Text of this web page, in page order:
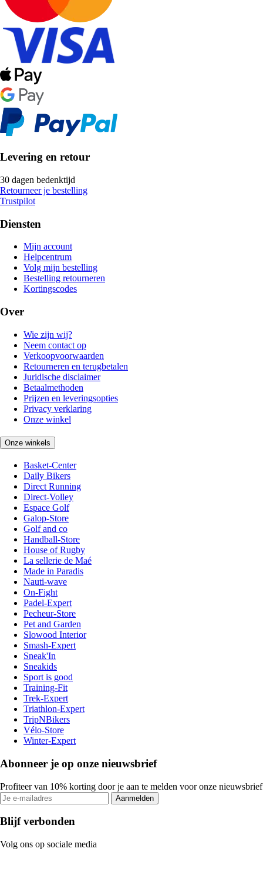
Levering en retour
30 dagen bedenktijd
Retourneer je bestelling
Trustpilot
Diensten
Mijn account
Helpcentrum
Volg mijn bestelling
Bestelling retourneren
Kortingscodes
Over
Wie zijn wij?
Neem contact op
Verkoopvoorwaarden
Retourneren en terugbetalen
Juridische disclaimer
Betaalmethoden
Prijzen en leveringsopties
Privacy verklaring
Onze winkel
Onze winkels
Basket-Center
Daily Bikers
Direct Running
Direct-Volley
Espace Golf
Galop-Store
Golf and co
Handball-Store
House of Rugby
La sellerie de Maé
Made in Paradis
Nauti-wave
On-Fight
Padel-Expert
Pecheur-Store
Pet and Garden
Slowood Interior
Smash-Expert
Sneak'In
Sneakids
Sport is good
Training-Fit
Trek-Expert
Triathlon-Expert
TripNBikers
Vélo-Store
Winter-Expert
Abonneer je op onze nieuwsbrief
Profiteer van 10% korting door je aan te melden voor onze nieuwsbrief
Aanmelden
Blijf verbonden
Volg ons op sociale media